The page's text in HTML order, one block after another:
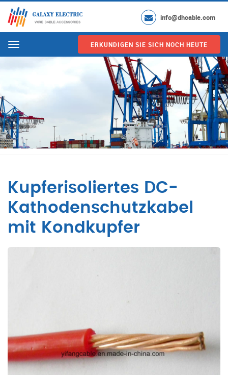
info@dhcable.com
Menu ERKUNDIGEN SIE SICH NOCH HEUTE
Kupferisoliertes DC-
Kathodenschutzkabel
mit Kondkupfer